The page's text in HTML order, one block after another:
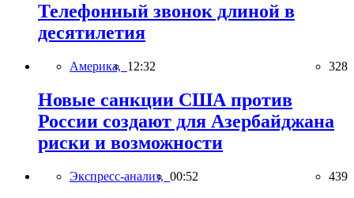
Телефонный звонок длиной в
десятилетия
Америка, 12:32 328
Новые санкции США против
России создают для Азербайджана
риски и возможности
Экспресс-анализ, 00:52 439